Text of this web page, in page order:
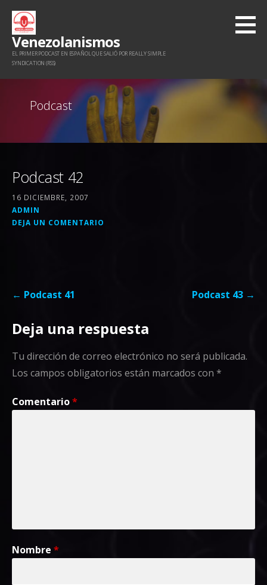
Saltar
contenido
Venezolanismos
EL PRIMER PODCAST EN ESPAÑOL QUE SALIÓ POR REALLY SIMPLE
SYNDICATION (RSS)
Podcast
Podcast 42
16 DICIEMBRE, 2007
ADMIN
DEJA UN COMENTARIO
Navegación
entradas
← Podcast 41 Podcast 43 →
Deja una respuesta
Tu dirección de correo electrónico no será publicada.
Los campos obligatorios están marcados con *
Comentario*
Nombre *